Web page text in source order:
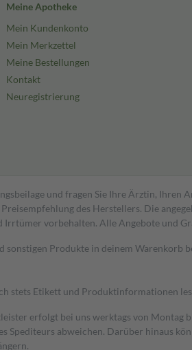
Meine Apotheke
Mein Kundenkonto
Mein Merkzettel
Meine Bestellungen
Kontakt
Neuregistrierung
und fragen Sie Ihre Ärztin,
des Herstellers. Die
vorbehalten. Alle Angebote und
Produkte in deinem
stets Etikett und Produktinformationen
erfolgt bei uns werktags von
Spediteurs abweichen. Darüber hinaus